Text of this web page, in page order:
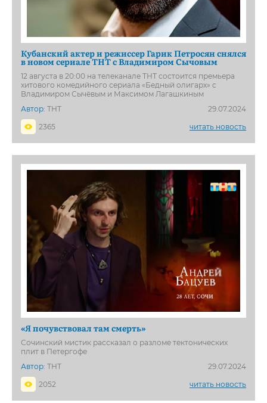
Кубанский актер и режиссер Гарик Петросян снялся
в новом сериале ТНТ с Владимиром Сычовым
12 августа в 20:00 на телеканале ТНТ состоится премьера
хитового комедийного сериала «Бедный олигарх» с
Владимиром Сычёвым и Максимом Лагашкиным
Автор: ТНТ
29.07.2024
2365
читать новость
«Я почувствовал там смерть»
Сочинский мистик рассказал о разломе тектонических
плит в Петергофе
Автор: ТНТ
29.07.2024
2052
читать новость